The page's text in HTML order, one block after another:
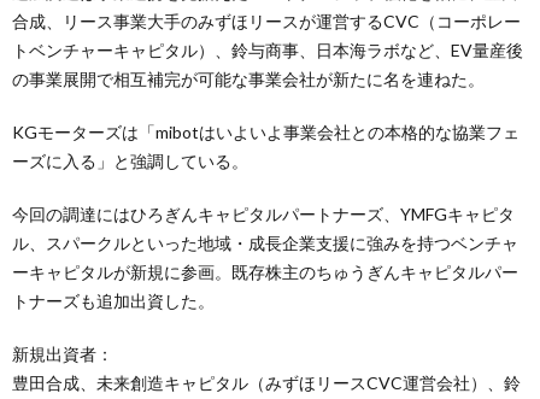
合成、リース事業大手のみずほリースが運営するCVC（コーポレー
トベンチャーキャピタル）、鈴与商事、日本海ラボなど、EV量産後
の事業展開で相互補完が可能な事業会社が新たに名を連ねた。
KGモーターズは「mibotはいよいよ事業会社との本格的な協業フェ
ーズに入る」と強調している。
今回の調達にはひろぎんキャピタルパートナーズ、YMFGキャピタ
ル、スパークルといった地域・成長企業支援に強みを持つベンチャ
ーキャピタルが新規に参画。既存株主のちゅうぎんキャピタルパー
トナーズも追加出資した。
新規出資者：
豊田合成、未来創造キャピタル（みずほリースCVC運営会社）、鈴